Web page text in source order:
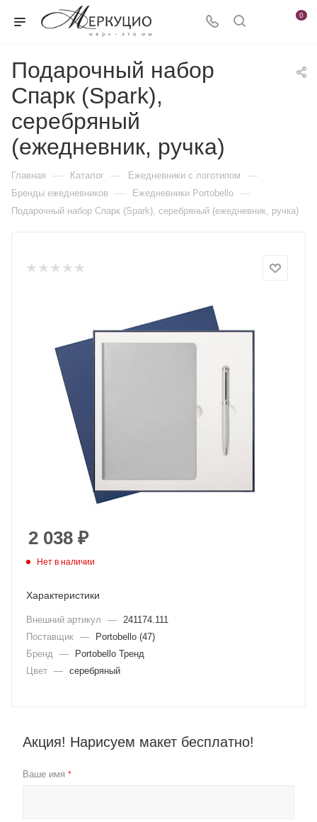
0
Подарочный набор
Спарк (Spark),
серебряный
(ежедневник, ручка)
Главная — Каталог — Ежедневники c логотипом —
Бренды ежедневников — Ежедневники Portobello —
Подарочный набор Спарк (Spark), серебряный (ежедневник, ручка)
2 038 ₽
Нет в наличии
Характеристики
Внешний артикул —
241174.111
Поставщик —
Portobello (47)
Бренд
—
Portobello Тренд
Цвет — серебряный
Акция! Нарисуем макет бесплатно!
Ваше имя *